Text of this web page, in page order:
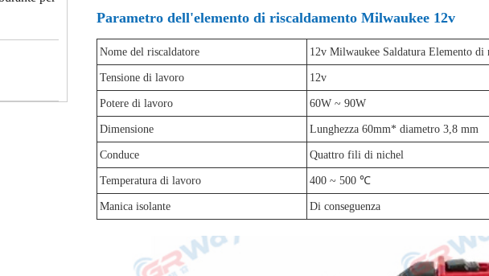
Parametro dell'elemento di riscaldamento Milwaukee 12v
Nome del riscaldatore 12v Milwaukee Saldatura Elemento di
Tensione di lavoro 12v
Potere di lavoro 60W ~ 90W
Dimensione Lunghezza 60mm* diametro 3,8 mm
Conduce Quattro fili di nichel
Temperatura di lavoro 400 ~ 500 ℃
Manica isolante Di conseguenza